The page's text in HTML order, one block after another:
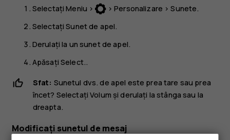
3G
SelectațiMeniu > >Personalizare >Sunete.
SelectațiSunet de apel.
Derulați la un sunet de apel.
ApăsațiSelect..
Sfat: Sunetul dvs. de apel este prea tare sau prea
încet? SelectațiVolum și derulați la stânga sau la
dreapta.
Modificați sunetul de mesaj